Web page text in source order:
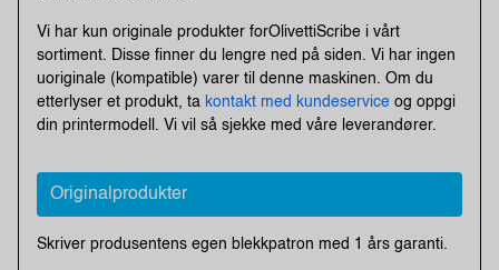
Vi har kun originale produkter forOlivettiScribe i vårt
sortiment. Disse finner du lengre ned på siden. Vi har ingen
uoriginale (kompatible) varer til denne maskinen. Om du
etterlyser et produkt, ta kontakt med kundeservice og oppgi
din printermodell. Vi vil så sjekke med våre leverandører.
Originalprodukter
Skriver produsentens egen blekkpatron med 1 års garanti.